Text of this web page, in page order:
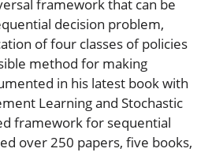
framework that can be
decision problem,
of four classes of policies
method for making
in his latest book with
Learning and Stochastic
framework for sequential
over 250 papers, five books,